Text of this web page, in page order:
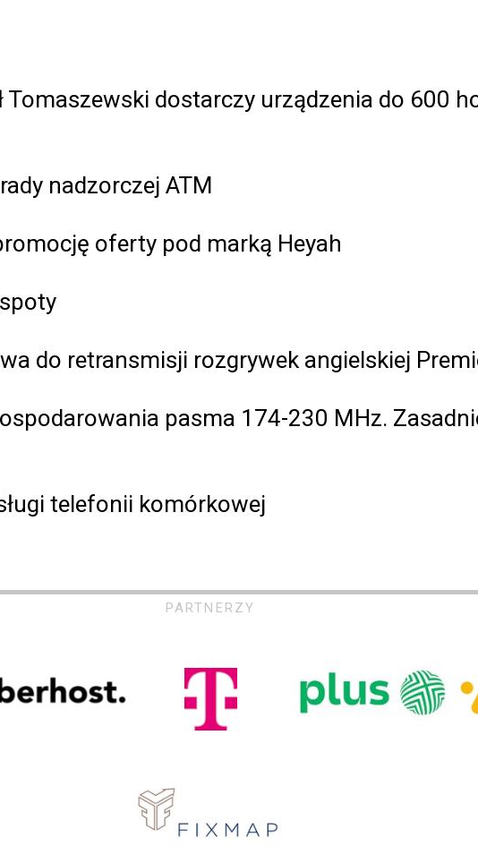
Tomaszewski dostarczy urządzenia do 600
nadzorczej ATM
oferty pod marką Heyah
do retransmisji rozgrywek angielskiej
pasma 174-230 MHz.
telefonii komórkowej
PARTNERZY